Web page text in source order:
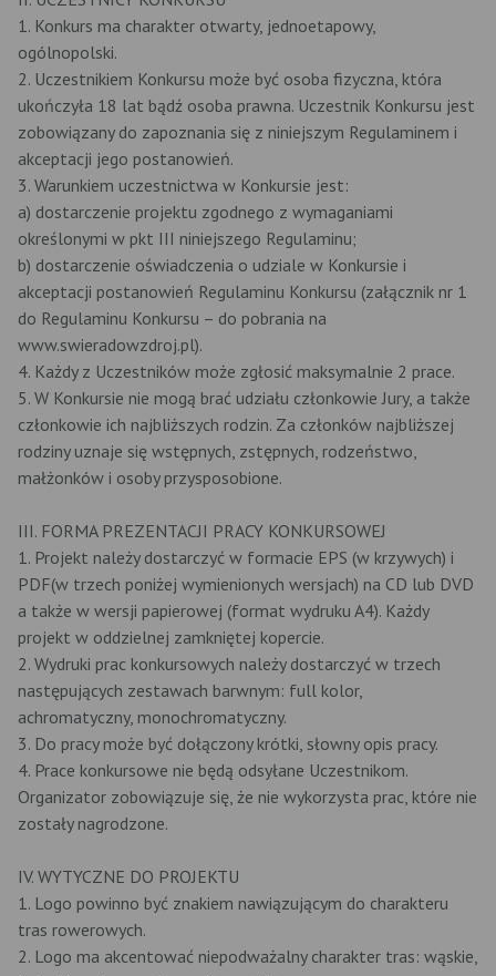
1. Konkurs ma charakter otwarty, jednoetapowy,
ogólnopolski.
2. Uczestnikiem Konkursu może być osoba fizyczna, która
ukończyła 18 lat bądź osoba prawna. Uczestnik Konkursu jest
zobowiązany do zapoznania się z niniejszym Regulaminem i
akceptacji jego postanowień.
3. Warunkiem uczestnictwa w Konkursie jest:
a) dostarczenie projektu zgodnego z wymaganiami
określonymi w pkt III niniejszego Regulaminu;
b) dostarczenie oświadczenia o udziale w Konkursie i
akceptacji postanowień Regulaminu Konkursu (załącznik nr 1
do Regulaminu Konkursu – do pobrania na
www.swieradowzdroj.pl).
4. Każdy z Uczestników może zgłosić maksymalnie 2 prace.
5. W Konkursie nie mogą brać udziału członkowie Jury, a także
członkowie ich najbliższych rodzin. Za członków najbliższej
rodziny uznaje się wstępnych, zstępnych, rodzeństwo,
małżonków i osoby przysposobione.
III. FORMA PREZENTACJI PRACY KONKURSOWEJ
1. Projekt należy dostarczyć w formacie EPS (w krzywych) i
PDF(w trzech poniżej wymienionych wersjach) na CD lub DVD
a także w wersji papierowej (format wydruku A4). Każdy
projekt w oddzielnej zamkniętej kopercie.
2. Wydruki prac konkursowych należy dostarczyć w trzech
następujących zestawach barwnym: full kolor,
achromatyczny, monochromatyczny.
3. Do pracy może być dołączony krótki, słowny opis pracy.
4. Prace konkursowe nie będą odsyłane Uczestnikom.
Organizator zobowiązuje się, że nie wykorzysta prac, które nie
zostały nagrodzone.
IV. WYTYCZNE DO PROJEKTU
1. Logo powinno być znakiem nawiązującym do charakteru
tras rowerowych.
2. Logo ma akcentować niepodważalny charakter tras: wąskie,